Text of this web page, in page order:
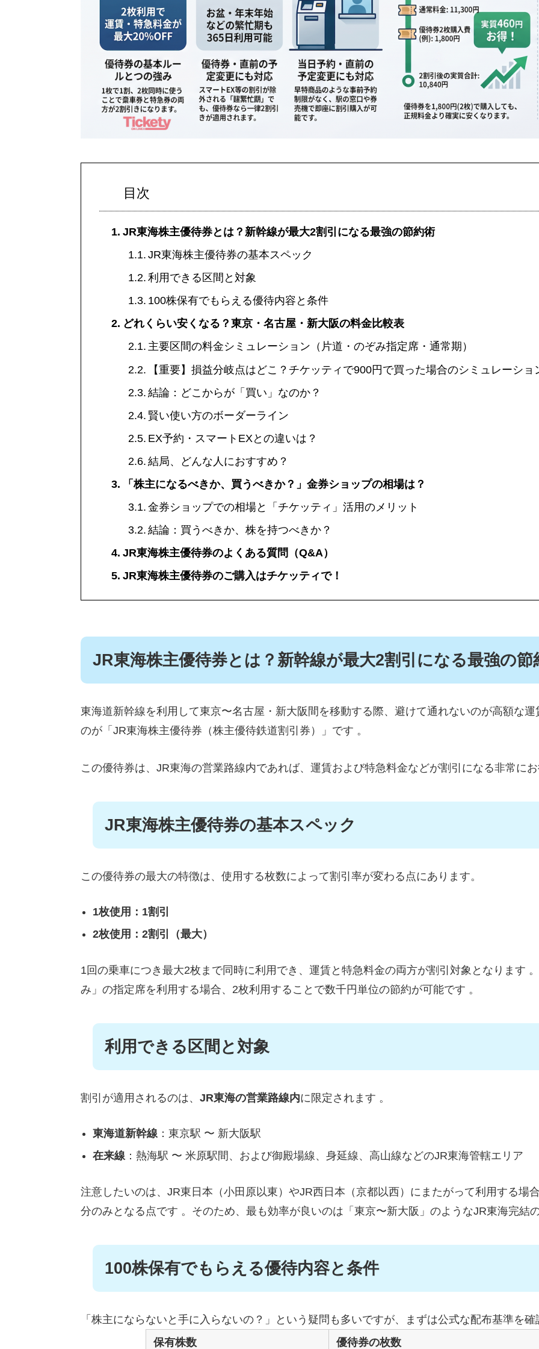
目次
JR東海株主優待券とは？新幹線が最大2割引になる最強の節約術
JR東海株主優待券の基本スペック
利用できる区間と対象
100株保有でもらえる優待内容と条件
どれくらい安くなる？東京・名古屋・新大阪の料金比較表
主要区間の料金シミュレーション（片道・のぞみ指定席・通常期）
【重要】損益分岐点はどこ？チケッティで900円で買った場合のシミュレーショ
結論：どこからが「買い」なのか？
賢い使い方のボーダーライン
EX予約・スマートEXとの違いは？
結局、どんな人におすすめ？
「株主になるべきか、買うべきか？」金券ショップの相場は？
金券ショップでの相場と「チケッティ」活用のメリット
結論：買うべきか、株を持つべきか？
JR東海株主優待券のよくある質問（Q&A）
JR東海株主優待券のご購入はチケッティで！
JR東海株主優待券とは？新幹線が最大2割引になる最強の節
東海道新幹線を利用して東京〜名古屋・新大阪間を移動する際、避けて通れないのが高額な
のが「JR東海株主優待券（株主優待鉄道割引券）」です 。
この優待券は、JR東海の営業路線内であれば、運賃および特急料金などが割引になる非常に
JR東海株主優待券の基本スペック
この優待券の最大の特徴は、使用する枚数によって割引率が変わる点にあります。
1枚使用：1割引
2枚使用：2割引（最大）
1回の乗車につき最大2枚まで同時に利用でき、運賃と特急料金の両方が割引対象となります
み」の指定席を利用する場合、2枚利用することで数千円単位の節約が可能です 。
利用できる区間と対象
割引が適用されるのは、JR東海の営業路線内に限定されます 。
東海道新幹線：東京駅 〜 新大阪駅
在来線：熱海駅 〜 米原駅間、および御殿場線、身延線、高山線などのJR東海管轄エリア
注意したいのは、JR東日本（小田原以東）やJR西日本（京都以西）にまたがって利用する場
分のみとなる点です 。そのため、最も効率が良いのは「東京〜新大阪」のようなJR東海完結
100株保有でもらえる優待内容と条件
「株主にならないと手に入らないの？」という疑問も多いですが、まずは公式な配布基準を
保有株数
優待券の枚数